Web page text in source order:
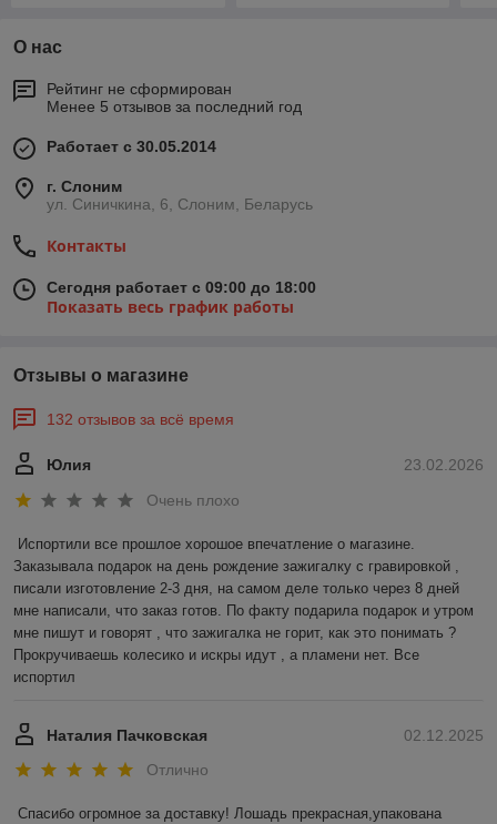
О нас
Рейтинг не сформирован
Менее 5 отзывов за последний год
Работает с 30.05.2014
г. Слоним
ул. Синичкина, 6, Слоним, Беларусь
Контакты
Сегодня работает с 09:00 до 18:00
Показать весь график работы
Отзывы о магазине
132 отзывов за всё время
23.02.2026
Юлия
Очень плохо
Испортили все прошлое хорошое впечатление о магазине.
Заказывала подарок на день рождение зажигалку с гравировкой ,
писали изготовление 2-3 дня, на самом деле только через 8 дней
мне написали, что заказ готов. По факту подарила подарок и утром
мне пишут и говорят , что зажигалка не горит, как это понимать ?
Прокручиваешь колесико и искры идут , а пламени нет. Все
испортил
02.12.2025
Наталия Пачковская
Отлично
Спасибо огромное за доставку! Лошадь прекрасная,упакована